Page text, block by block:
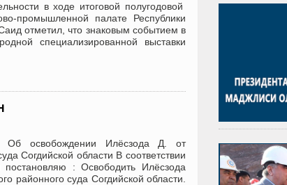
в ходе итоговой полугодовой
промышленной палате Республики
отметил, что знаковым событием в
специализированной выставки
освобождении Илёсзода Д. от
Согдийской области В соответствии
постановляю : Освободить Илёсзода
районного суда Согдийской области.